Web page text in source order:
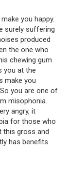
you happy.
surely suffering
produced
the one who
chewing gum
you at the
make you
you are one of
misophonia.
angry, it
for those who
this gross and
has benefits